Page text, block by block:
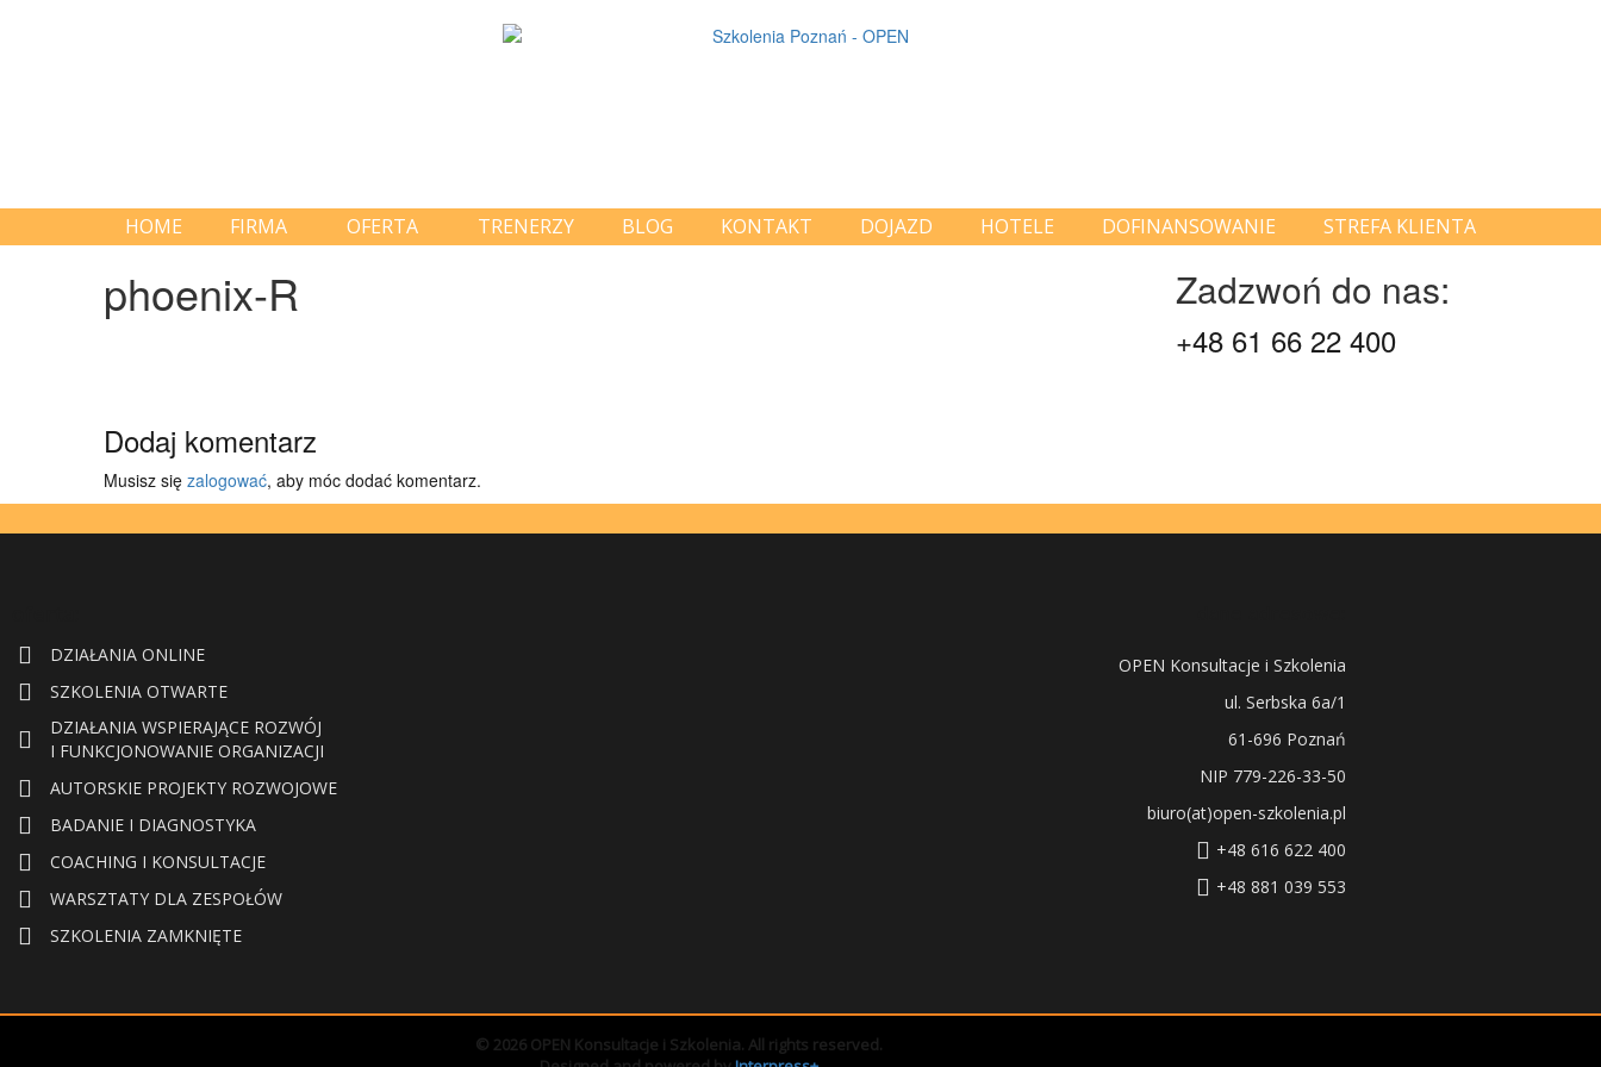
HOME FIRMA OFERTA TRENERZY BLOG KONTAKT DOJAZD HOTELE DOFINANSOWANIE STREFA KLIENTA
phoenix-R Zadzwoń do nas:
+48 61 66 22 400
Dodaj komentarz
Musisz się zalogować, aby móc dodać komentarz.
DZIAŁANIA ONLINE
SZKOLENIA OTWARTE
DZIAŁANIA WSPIERAJĄCE ROZWÓJ
I FUNKCJONOWANIE ORGANIZACJI
AUTORSKIE PROJEKTY ROZWOJOWE
BADANIE I DIAGNOSTYKA
COACHING I KONSULTACJE
WARSZTATY DLA ZESPOŁÓW
SZKOLENIA ZAMKNIĘTE
OPEN Konsultacje i Szkolenia
ul. Serbska 6a/1
61-696 Poznań
NIP 779-226-33-50
biuro(at)open-szkolenia.pl
+48 616 622 400
+48 881 039 553
© 2026 OPEN Konsultacje i Szkolenia. All rights reserved.